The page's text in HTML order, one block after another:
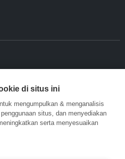
di situs ini
mengumpulkan & menganalisis
situs, dan menyediakan
serta menyesuaikan